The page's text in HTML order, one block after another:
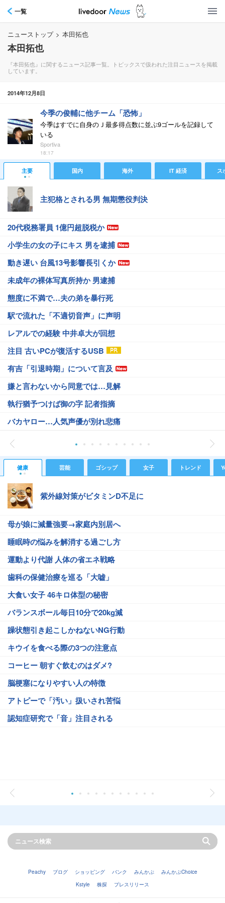
一覧
ニューストップ > 本田拓也
本田拓也
『本田拓也』に関するニュース記事一覧。トピックスで扱われた注目ニュースを掲載
しています。
2014年12月8日
今季の俊輔に他チーム「恐怖」
今季はすでに自身のＪ最多得点数に並ぶ9ゴールを記録して
いる
Sportiva
18:17
主要 国内 海外 IT 経済 ス
主犯格とされる男 無期懲役判決
20代税務署員 1億円超脱税か
小学生の女の子にキス 男を逮捕
動き遅い 台風13号影響長引くか
未成年の裸体写真所持か 男逮捕
態度に不満で…夫の弟を暴行死
駅で流れた「不適切音声」に声明
レアルでの経験 中井卓大が回想
注目 古いPCが復活するUSB
有吉「引退時期」について言及
嫌と言わないから同意では…見解
執行猶予つけば御の字 記者指摘
バカヤロー…人気声優が別れ悲痛
健康 芸能 ゴシップ 女子 トレンド
紫外線対策がビタミンD不足に
母が娘に減量強要→家庭内別居へ
睡眠時の悩みを解消する過ごし方
運動より代謝 人体の省エネ戦略
歯科の保健治療を巡る「大嘘」
大食い女子 46キロ体型の秘密
バランスボール毎日10分で20kg減
躁状態引き起こしかねないNG行動
キウイを食べる際の3つの注意点
コーヒー 朝すぐ飲むのはダメ?
脳梗塞になりやすい人の特徴
アトピーで「汚い」扱いされ苦悩
認知症研究で「音」注目される
Peachy ブログ ショッピング バンク みんかぶ
みんかぶChoice
Kstyle
株探 プレスリリース